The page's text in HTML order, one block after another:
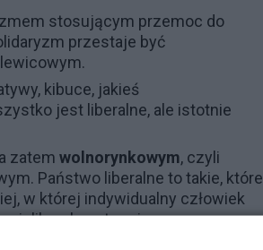
stosującym przemoc do
przestaje być
kibuce, jakieś
jest liberalne, ale istotnie
zatem wolnorynkowym, czyli
Państwo liberalne to takie, które
w której indywidualny człowiek
nieliberalne stosują przemoc w
lewicowe.